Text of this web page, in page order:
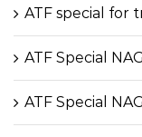
ATF special for
ATF Special
ATF Special